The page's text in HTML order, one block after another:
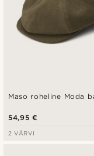
Maso roheline Moda
54,95 €
2 VÄRVI